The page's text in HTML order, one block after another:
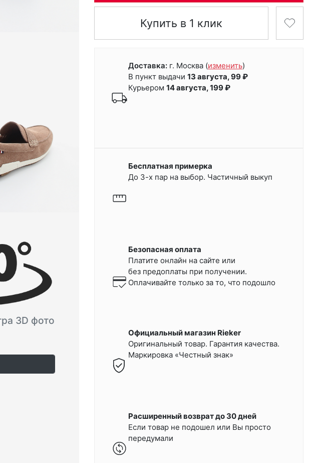
3D фото
Купить в 1 клик
Доставка: г. Москва (изменить)
В пункт выдачи 13 августа, 99 ₽
Курьером 14 августа, 199 ₽
Бесплатная примерка
До 3-х пар на выбор. Частичный выкуп
Безопасная оплата
Платите онлайн на сайте или
без предоплаты при получении.
Оплачивайте только за то, что подошло
Официальный магазин Rieker
Оригинальный товар. Гарантия качества.
Маркировка «Честный знак»
Расширенный возврат до 30 дней
Если товар не подошел или Вы просто
передумали